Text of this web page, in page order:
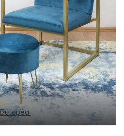
Butopêa